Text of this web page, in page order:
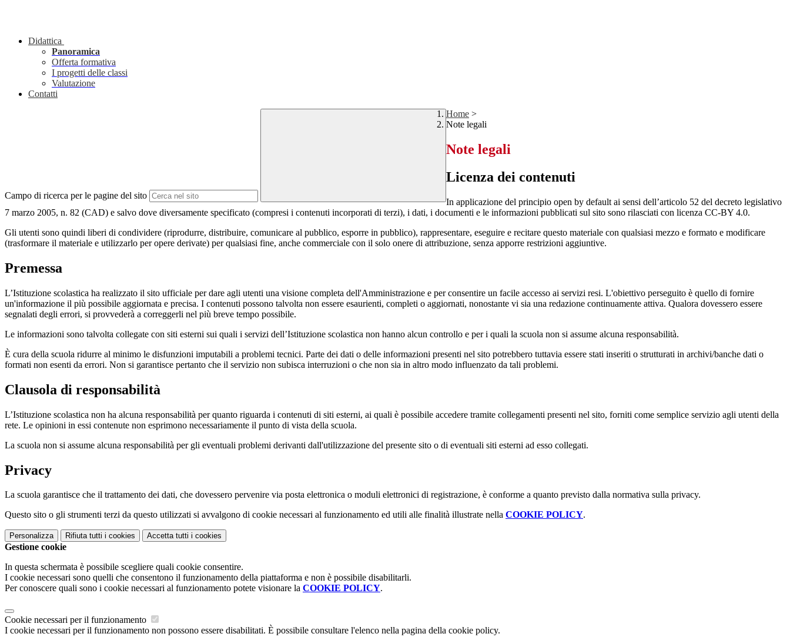
Didattica
Panoramica
Offerta formativa
I progetti delle classi
Valutazione
Contatti
Campo di ricerca per le pagine del sito
Home >
Note legali
Note legali
Licenza dei contenuti
In applicazione del principio open by default ai sensi dell’articolo 52 del decreto legislativo
7 marzo 2005, n. 82 (CAD) e salvo dove diversamente specificato (compresi i contenuti incorporati di terzi), i dati, i documenti e le informazioni pubblicati sul sito sono rilasciati con licenza CC-BY 4.0.
Gli utenti sono quindi liberi di condividere (riprodurre, distribuire, comunicare al pubblico, esporre in pubblico), rappresentare, eseguire e recitare questo materiale con qualsiasi mezzo e formato e modificare
(trasformare il materiale e utilizzarlo per opere derivate) per qualsiasi fine, anche commerciale con il solo onere di attribuzione, senza apporre restrizioni aggiuntive.
Premessa
L’Istituzione scolastica ha realizzato il sito ufficiale per dare agli utenti una visione completa dell'Amministrazione e per consentire un facile accesso ai servizi resi. L'obiettivo perseguito è quello di fornire
un'informazione il più possibile aggiornata e precisa. I contenuti possono talvolta non essere esaurienti, completi o aggiornati, nonostante vi sia una redazione continuamente attiva. Qualora dovessero essere
segnalati degli errori, si provvederà a correggerli nel più breve tempo possibile.
Le informazioni sono talvolta collegate con siti esterni sui quali i servizi dell’Istituzione scolastica non hanno alcun controllo e per i quali la scuola non si assume alcuna responsabilità.
È cura della scuola ridurre al minimo le disfunzioni imputabili a problemi tecnici. Parte dei dati o delle informazioni presenti nel sito potrebbero tuttavia essere stati inseriti o strutturati in archivi/banche dati o
formati non esenti da errori. Non si garantisce pertanto che il servizio non subisca interruzioni o che non sia in altro modo influenzato da tali problemi.
Clausola di responsabilità
L’Istituzione scolastica non ha alcuna responsabilità per quanto riguarda i contenuti di siti esterni, ai quali è possibile accedere tramite collegamenti presenti nel sito, forniti come semplice servizio agli utenti della
rete. Le opinioni in essi contenute non esprimono necessariamente il punto di vista della scuola.
La scuola non si assume alcuna responsabilità per gli eventuali problemi derivanti dall'utilizzazione del presente sito o di eventuali siti esterni ad esso collegati.
Privacy
La scuola garantisce che il trattamento dei dati, che dovessero pervenire via posta elettronica o moduli elettronici di registrazione, è conforme a quanto previsto dalla normativa sulla privacy.
Questo sito o gli strumenti terzi da questo utilizzati si avvalgono di cookie necessari al funzionamento ed utili alle finalità illustrate nella COOKIE POLICY.
Personalizza Rifiuta tutti i cookies Accetta tutti i cookies
Gestione cookie
In questa schermata è possibile scegliere quali cookie consentire.
I cookie necessari sono quelli che consentono il funzionamento della piattaforma e non è possibile disabilitarli.
Per conoscere quali sono i cookie necessari al funzionamento potete visionare la COOKIE POLICY.
Cookie necessari per il funzionamento
I cookie necessari per il funzionamento non possono essere disabilitati. È possibile consultare l'elenco nella pagina della cookie policy.